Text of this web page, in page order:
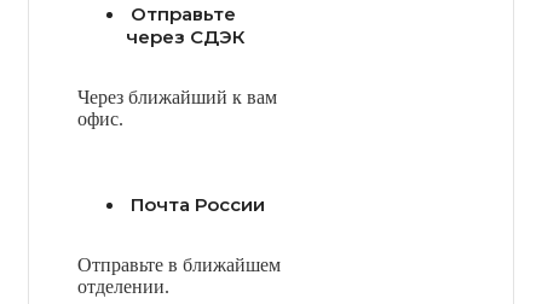
Отправьте
через СДЭК
Через ближайший к вам
офис.
Почта России
Отправьте в ближайшем
отделении.